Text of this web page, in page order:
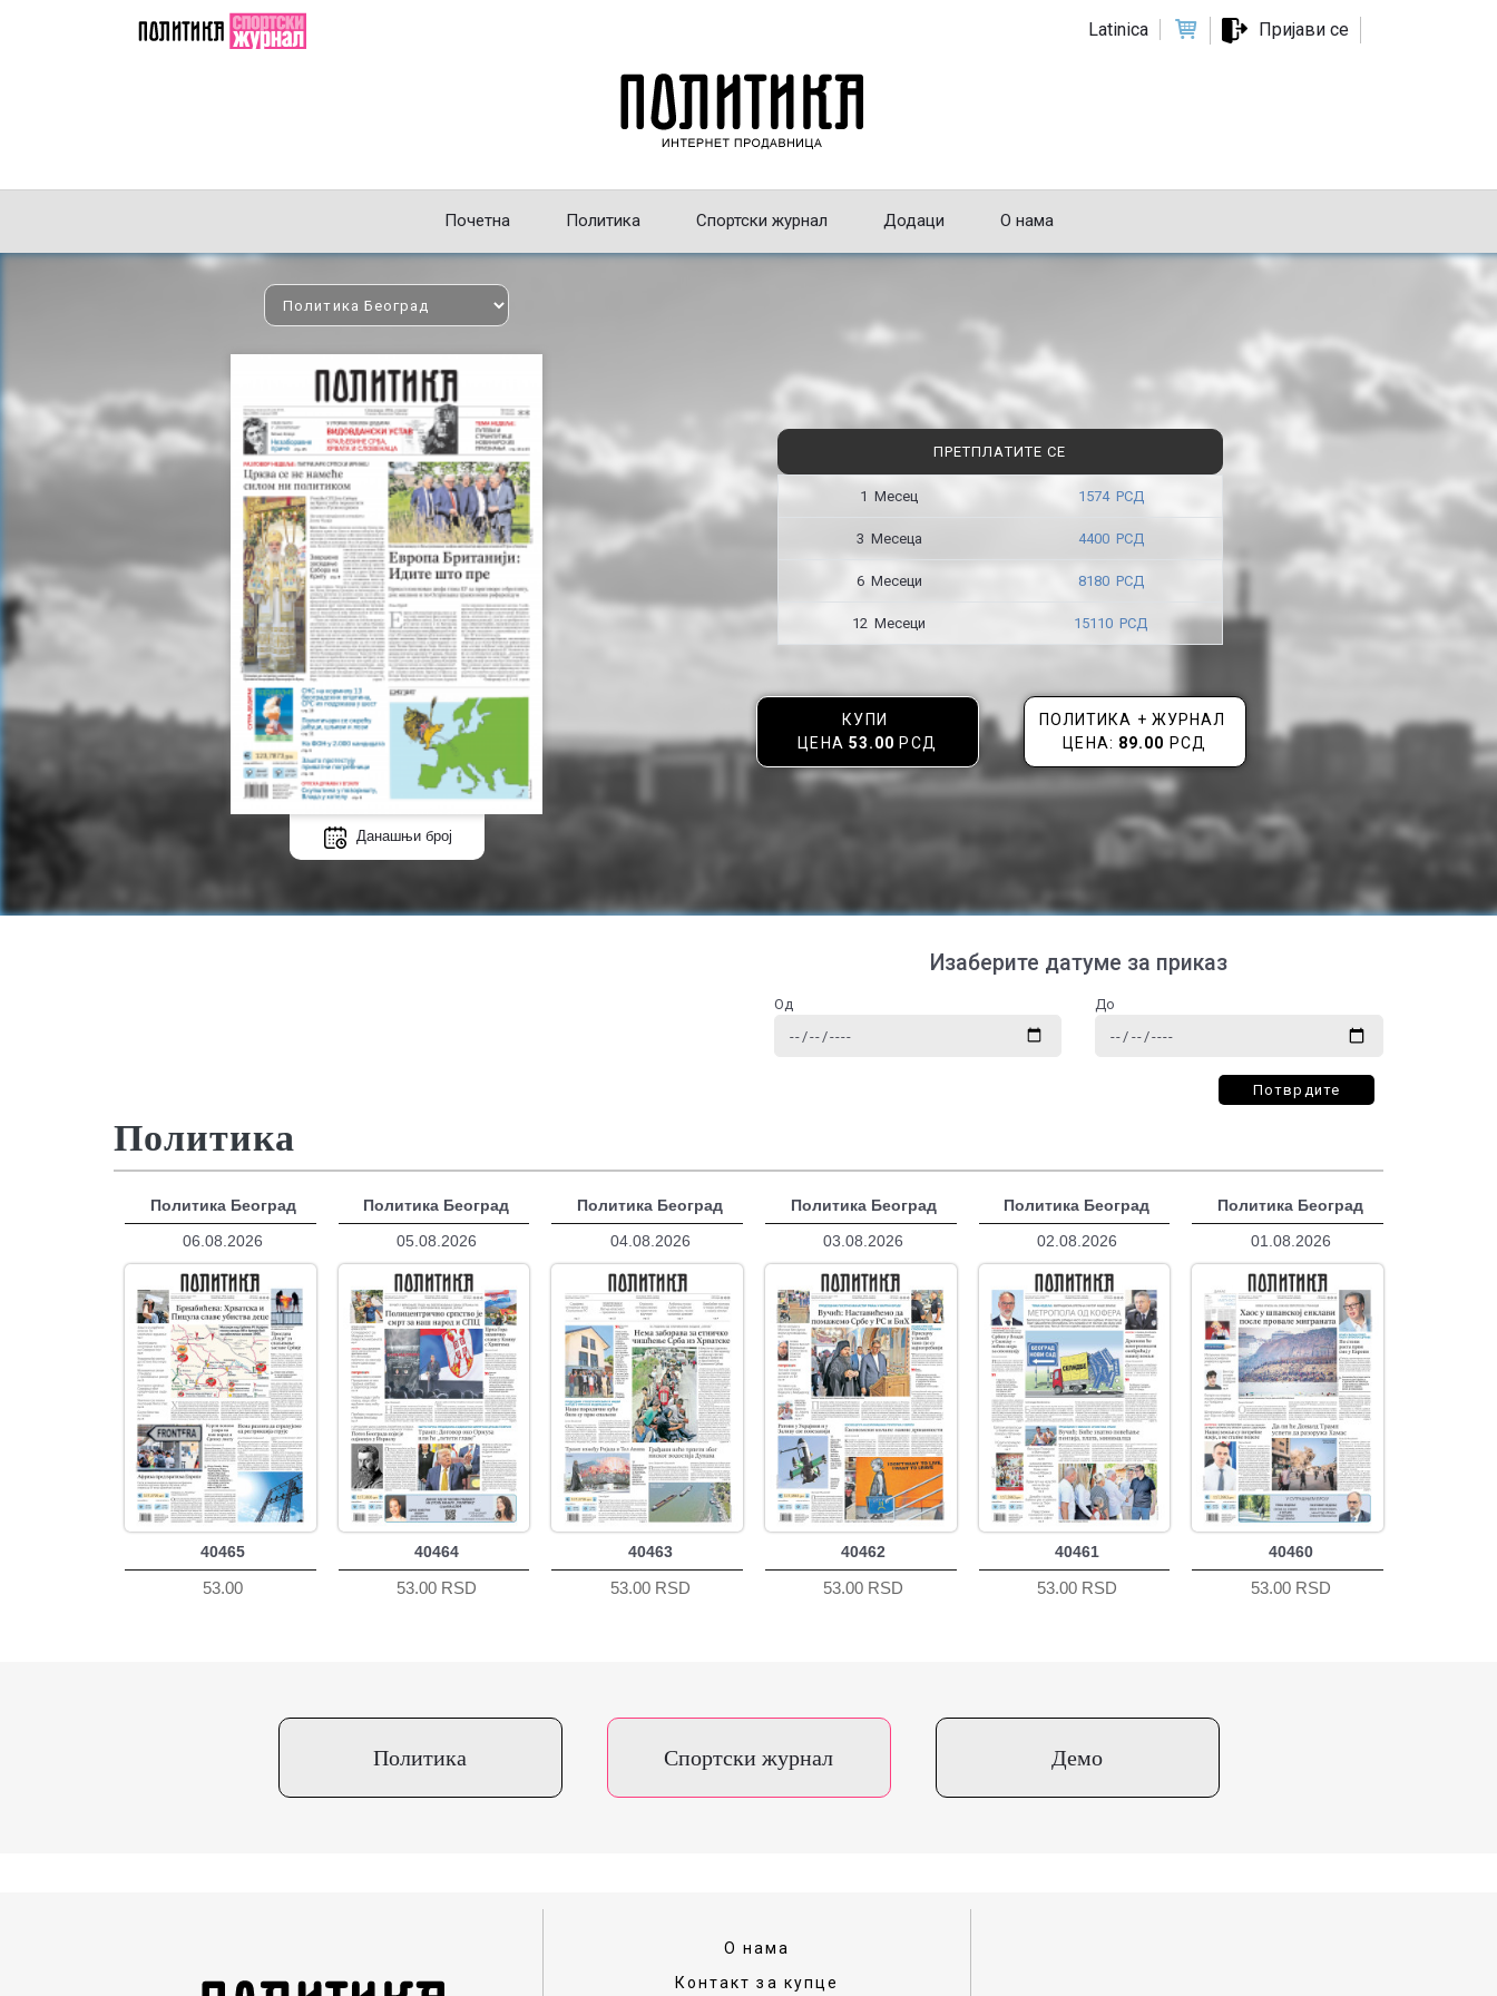
Latinica Пријави се
Почетна Политика Спортски журнал Додаци О нама
Данашњи број
ПРЕТПЛАТИТЕ СЕ
1 Месец 1574 РСД
3 Месецa 4400 РСД
6 Месеци 8180 РСД
12 Месеци 15110 РСД
КУПИ
ЦЕНА 53.00 РСД
ПОЛИТИКА + ЖУРНАЛ
ЦЕНА: 89.00 РСД
Изаберите датуме за приказ
Од До
Потврдите
Политика
Политика Београд
06.08.2026
40465
53.00
Политика Београд
05.08.2026
40464
53.00 RSD
Политика Београд
04.08.2026
40463
53.00 RSD
Политика Београд
03.08.2026
40462
53.00 RSD
Политика Београд
02.08.2026
40461
53.00 RSD
Политика Београд
01.08.2026
40460
53.00 RSD
Политика Спортски журнал Демо
О нама
Контакт за купце